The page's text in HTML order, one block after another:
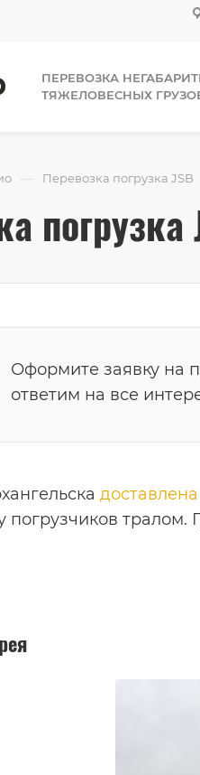
ПЕРЕВОЗКА
ТЯЖЕЛОВЕСНЫХ
— Перевозка погрузка JSB
погрузка
Оформите заявку на
ответим на все
погрузчиков